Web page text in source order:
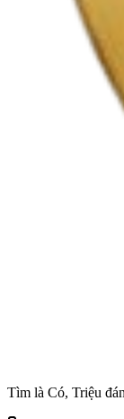
Tìm là Có, Triệu